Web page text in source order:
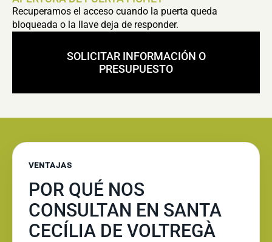
Recuperamos el acceso cuando la puerta queda
bloqueada o la llave deja de responder.
SOLICITAR INFORMACIÓN O
PRESUPUESTO
VENTAJAS
POR QUÉ NOS
CONSULTAN EN SANTA
CECÍLIA DE VOLTREGÀ